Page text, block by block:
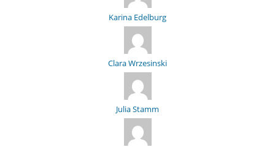
Karina Edelburg
Clara Wrzesinski
Julia Stamm